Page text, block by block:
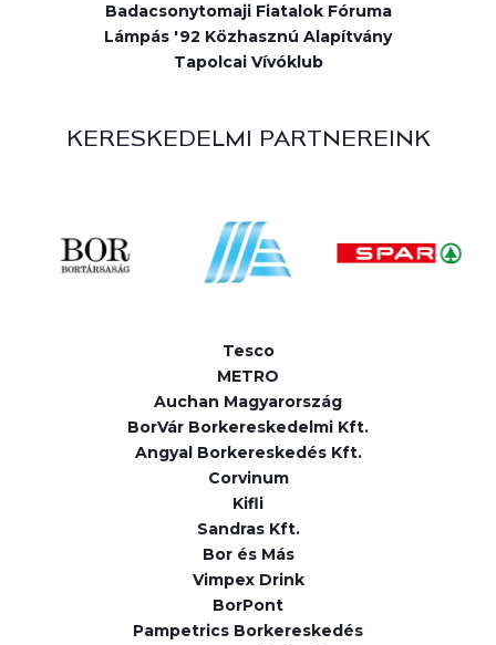
Badacsonytomaji Fiatalok Fóruma
Lámpás '92 Közhasznú Alapítvány
Tapolcai Vívóklub
KERESKEDELMI PARTNEREINK
Tesco
METRO
Auchan Magyarország
BorVár Borkereskedelmi Kft.
Angyal Borkereskedés Kft.
Corvinum
Kifli
Sandras Kft.
Bor és Más
Vimpex Drink
BorPont
Pampetrics Borkereskedés